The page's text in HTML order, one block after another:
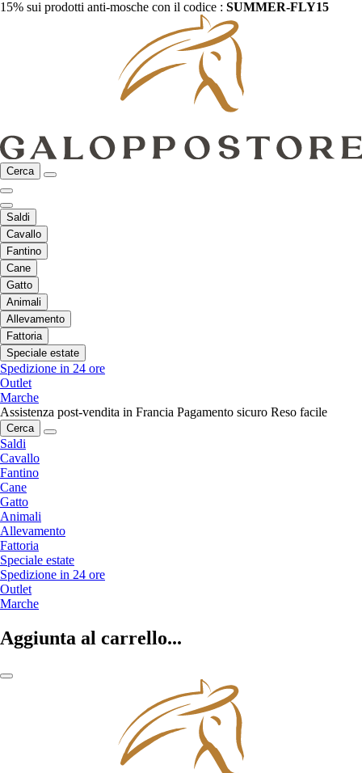
15% sui prodotti anti-mosche con il codice : SUMMER-FLY15
Cerca
Saldi
Cavallo
Fantino
Cane
Gatto
Animali
Allevamento
Fattoria
Speciale estate
Spedizione in 24 ore
Outlet
Marche
Assistenza post-vendita in Francia Pagamento sicuro Reso facile
Cerca
Saldi
Cavallo
Fantino
Cane
Gatto
Animali
Allevamento
Fattoria
Speciale estate
Spedizione in 24 ore
Outlet
Marche
Aggiunta al carrello...